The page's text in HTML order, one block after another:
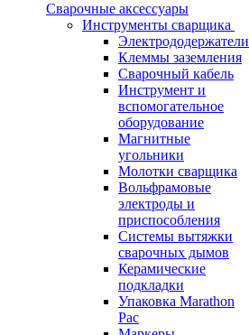
Сварочные аксессуары
Инструменты сварщика
Электрододержатели
Клеммы заземления
Сварочный кабель
Инструмент и
вспомогательное
оборудование
Магнитные
угольники
Молотки сварщика
Вольфрамовые
электроды и
приспособления
Системы вытяжки
сварочных дымов
Керамические
подкладки
Упаковка Marathon
Pac